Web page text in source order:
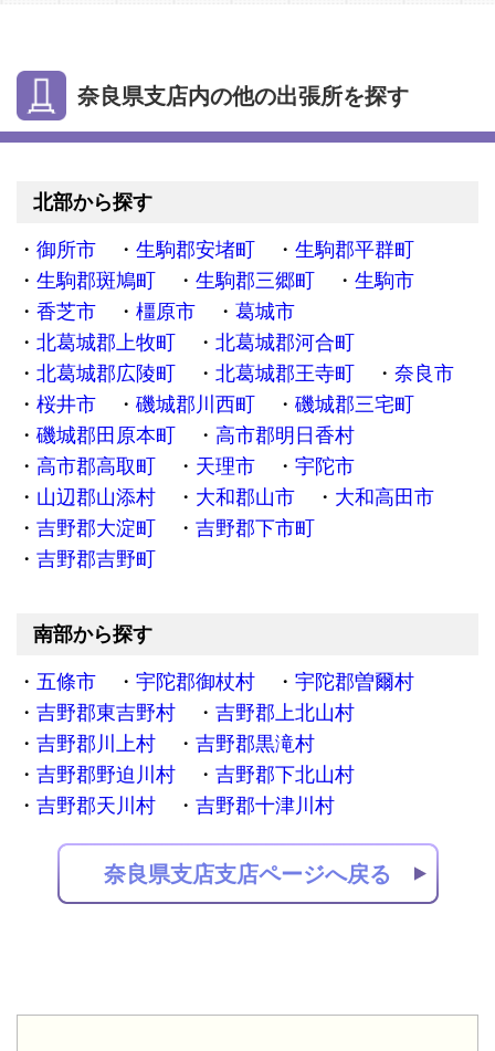
奈良県支店内の他の出張所を探す
北部から探す
御所市 生駒郡安堵町
生駒郡平群町
生駒郡斑鳩町
生駒郡三郷町
生駒市
香芝市
橿原市
葛城市
北葛城郡上牧町
北葛城郡河合町
北葛城郡広陵町
北葛城郡王寺町
奈良市
桜井市
磯城郡川西町
磯城郡三宅町
磯城郡田原本町
高市郡明日香村
高市郡高取町
天理市
宇陀市
山辺郡山添村
大和郡山市
大和高田市
吉野郡大淀町
吉野郡下市町
吉野郡吉野町
南部から探す
五條市 宇陀郡御杖村
宇陀郡曽爾村
吉野郡東吉野村
吉野郡上北山村
吉野郡川上村
吉野郡黒滝村
吉野郡野迫川村
吉野郡下北山村
吉野郡天川村
吉野郡十津川村
奈良県支店支店ページへ戻る